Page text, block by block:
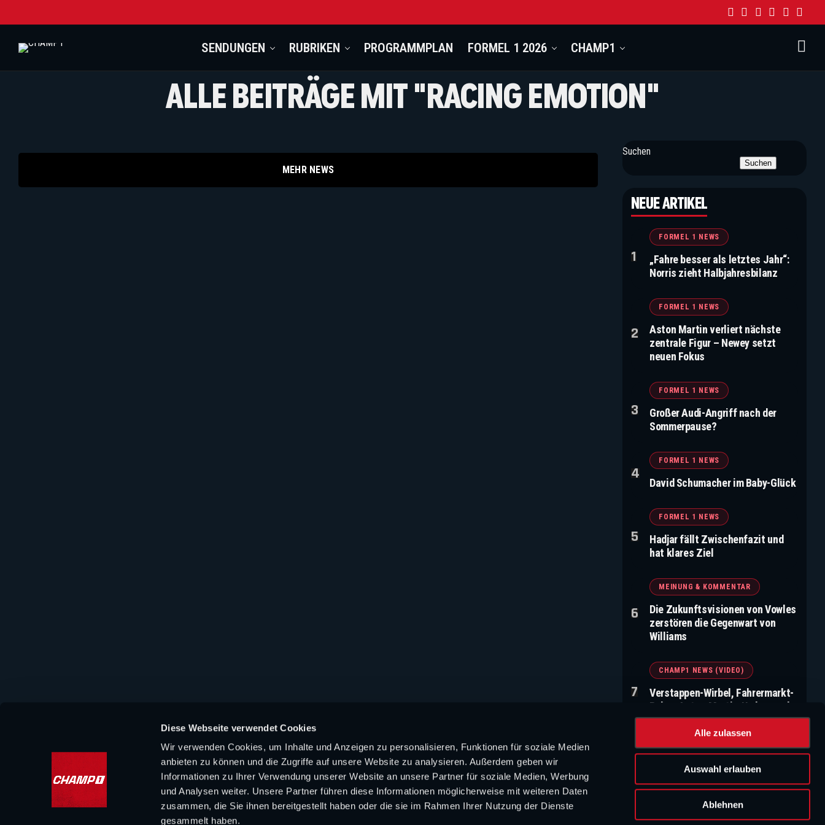
Diese Webseite verwendet Cookies
Wir verwenden Cookies, um Inhalte und Anzeigen zu personalisieren, Funktionen für soziale Medien
anbieten zu können und die Zugriffe auf unsere Website zu analysieren. Außerdem geben wir
Informationen zu Ihrer Verwendung unserer Website an unsere Partner für soziale Medien, Werbung
und Analysen weiter. Unsere Partner führen diese Informationen möglicherweise mit weiteren Daten
zusammen, die Sie ihnen bereitgestellt haben oder die sie im Rahmen Ihrer Nutzung der Dienste
gesammelt haben.
Alle zulassen
Auswahl erlauben
Ablehnen
SENDUNGEN RUBRIKEN PROGRAMMPLAN FORMEL 1 2026 CHAMP1
ALLE BEITRÄGE MIT "RACING EMOTION"
MEHR NEWS
Suchen
Suchen
NEUE ARTIKEL
FORMEL 1 NEWS
„Fahre besser als letztes Jahr“:
Norris zieht Halbjahresbilanz
FORMEL 1 NEWS
Aston Martin verliert nächste
zentrale Figur – Newey setzt
neuen Fokus
FORMEL 1 NEWS
Großer Audi-Angriff nach der
Sommerpause?
FORMEL 1 NEWS
David Schumacher im Baby-Glück
FORMEL 1 NEWS
Hadjar fällt Zwischenfazit und
hat klares Ziel
MEINUNG & KOMMENTAR
Die Zukunftsvisionen von Vowles
zerstören die Gegenwart von
Williams
CHAMP1 NEWS (VIDEO)
Verstappen-Wirbel, Fahrermarkt-
Poker, Aston-Martin-Umbau und
neue F1-Startzeiten
WERBUNG